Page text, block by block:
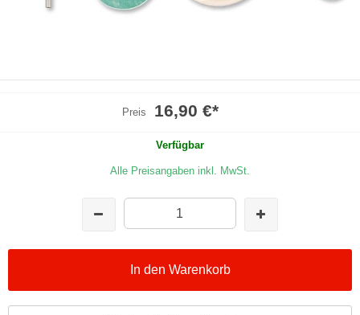
Preis 16,90 €*
Verfügbar
Alle Preisangaben inkl. MwSt.
In den Warenkorb